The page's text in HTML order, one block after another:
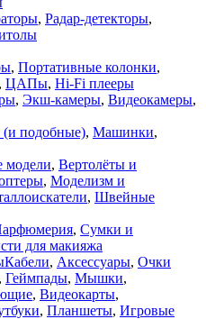
, Радар-детекторы,
, Портативные колонки,
, ЦАПы, Hi-Fi плееры
, Экш-камеры, Видеокамеры,
(и подобные), Машинки,
модели, Вертолёты и
, Моделизм и
, Швейные
, Сумки и
для макияжа
Кабели, Аксессуары, Очки
, Геймпады, Мышки,
, Видеокарты,
, Планшеты, Игровые